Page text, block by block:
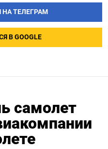
ТЕЛЕГРАМ
В GOOGLE
самолет